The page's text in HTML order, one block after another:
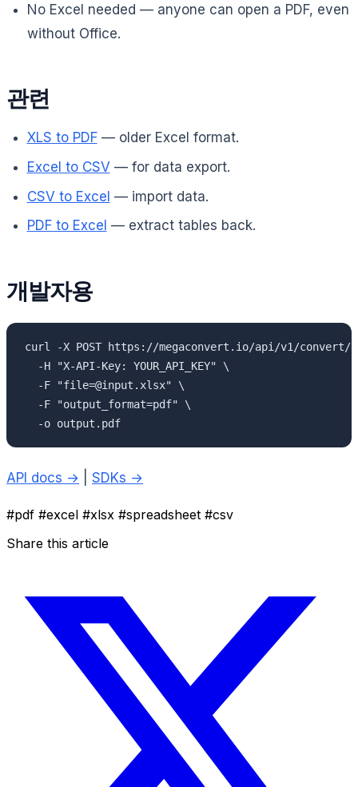
No Excel needed — anyone can open a PDF, even
without Office.
관련
XLS to PDF— older Excel format.
Excel to CSV— for data export.
CSV to Excel — import data.
PDF to Excel — extract tables back.
개발자용
curl -X POST https://megaconvert.io/api/v1/convert/
  -H "X-API-Key: YOUR_API_KEY" \
  -F "file=@input.xlsx" \
  -F "output_format=pdf" \
  -o output.pdf
API docs → SDKs →
#pdf #excel #xlsx #spreadsheet #csv
Share this article